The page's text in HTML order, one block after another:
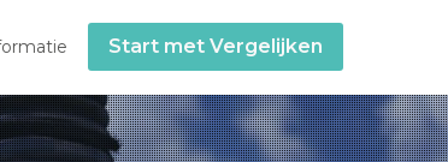
Start met Vergelijken